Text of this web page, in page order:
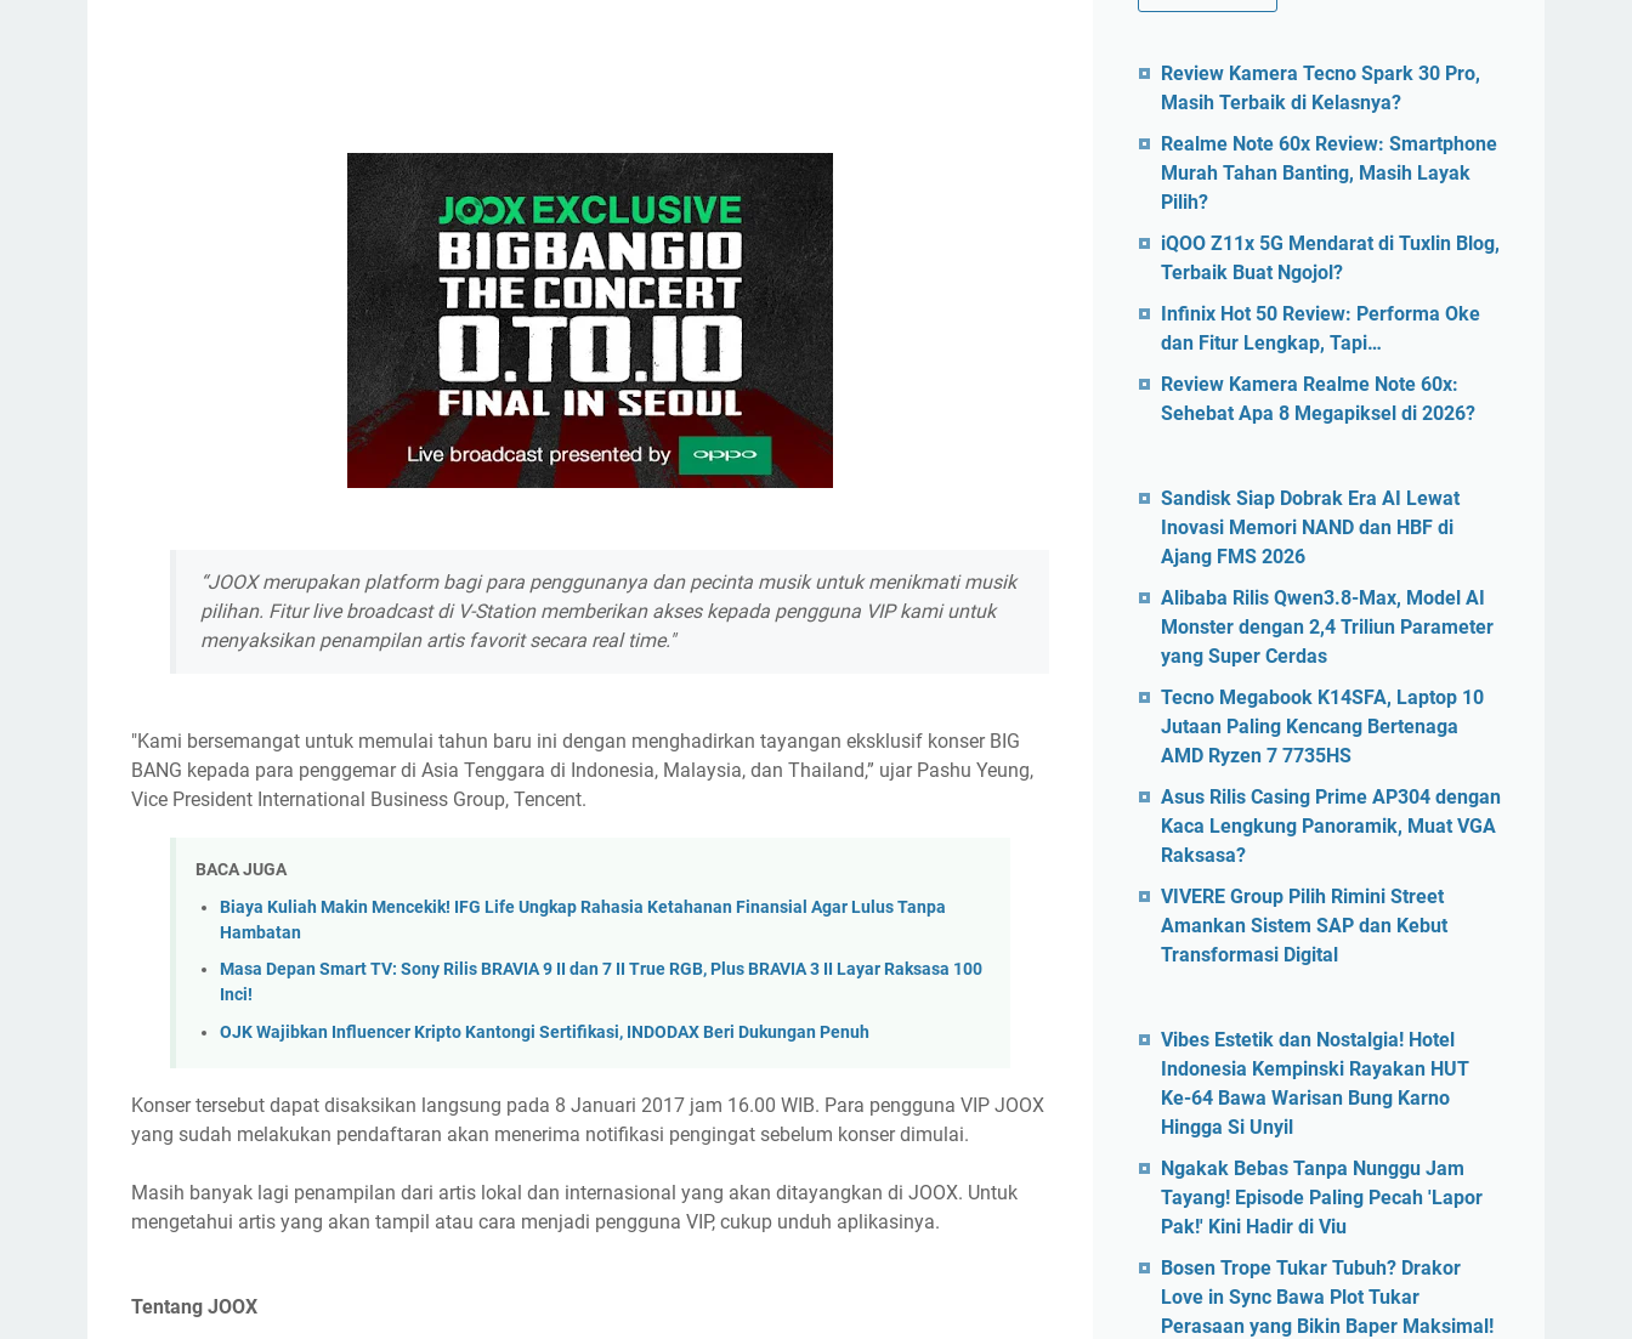
“JOOX merupakan platform bagi para penggunanya dan pecinta musik untuk menikmati musik
pilihan. Fitur live broadcast di V-Station memberikan akses kepada pengguna VIP kami untuk
menyaksikan penampilan artis favorit secara real time."
"Kami bersemangat untuk memulai tahun baru ini dengan menghadirkan tayangan eksklusif konser BIG
BANG kepada para penggemar di Asia Tenggara di Indonesia, Malaysia, dan Thailand,” ujar Pashu Yeung,
Vice President International Business Group, Tencent.
BACA JUGA
Biaya Kuliah Makin Mencekik! IFG Life Ungkap Rahasia Ketahanan Finansial Agar Lulus Tanpa
Hambatan
Masa Depan Smart TV: Sony Rilis BRAVIA 9 II dan 7 II True RGB, Plus BRAVIA 3 II Layar Raksasa 100
Inci!
OJK Wajibkan Influencer Kripto Kantongi Sertifikasi, INDODAX Beri Dukungan Penuh
Konser tersebut dapat disaksikan langsung pada 8 Januari 2017 jam 16.00 WIB. Para pengguna VIP JOOX
yang sudah melakukan pendaftaran akan menerima notifikasi pengingat sebelum konser dimulai.
Masih banyak lagi penampilan dari artis lokal dan internasional yang akan ditayangkan di JOOX. Untuk
mengetahui artis yang akan tampil atau cara menjadi pengguna VIP, cukup unduh aplikasinya.
Tentang JOOX
Review Kamera Tecno Spark 30 Pro,
Masih Terbaik di Kelasnya?
Realme Note 60x Review: Smartphone
Murah Tahan Banting, Masih Layak
Pilih?
iQOO Z11x 5G Mendarat di Tuxlin Blog,
Terbaik Buat Ngojol?
Infinix Hot 50 Review: Performa Oke
dan Fitur Lengkap, Tapi…
Review Kamera Realme Note 60x:
Sehebat Apa 8 Megapiksel di 2026?
Sandisk Siap Dobrak Era AI Lewat
Inovasi Memori NAND dan HBF di
Ajang FMS 2026
Alibaba Rilis Qwen3.8-Max, Model AI
Monster dengan 2,4 Triliun Parameter
yang Super Cerdas
Tecno Megabook K14SFA, Laptop 10
Jutaan Paling Kencang Bertenaga
AMD Ryzen 7 7735HS
Asus Rilis Casing Prime AP304 dengan
Kaca Lengkung Panoramik, Muat VGA
Raksasa?
VIVERE Group Pilih Rimini Street
Amankan Sistem SAP dan Kebut
Transformasi Digital
Vibes Estetik dan Nostalgia! Hotel
Indonesia Kempinski Rayakan HUT
Ke-64 Bawa Warisan Bung Karno
Hingga Si Unyil
Ngakak Bebas Tanpa Nunggu Jam
Tayang! Episode Paling Pecah 'Lapor
Pak!' Kini Hadir di Viu
Bosen Trope Tukar Tubuh? Drakor
Love in Sync Bawa Plot Tukar
Perasaan yang Bikin Baper Maksimal!